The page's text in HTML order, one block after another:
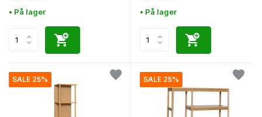
• På lager • På lager
SALE 25% SALE 25%